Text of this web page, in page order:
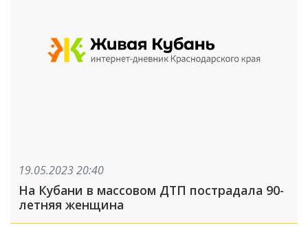
19.05.2023 20:40
На Кубани в массовом ДТП пострадала 90-
летняя женщина